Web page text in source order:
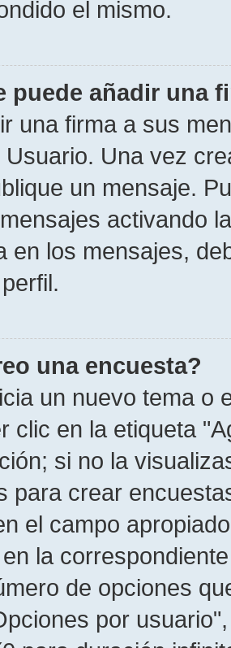
el mismo.
puede añadir una
una firma a sus
Usuario. Una vez
un mensaje.
activando
en los mensajes,
una encuesta?
un nuevo tema o
clic en la etiqueta
si no la
para crear
el campo
la
de opciones
por